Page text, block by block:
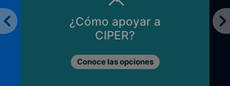
¿Cómo apoyar a
CIPER?
Conoce las opciones